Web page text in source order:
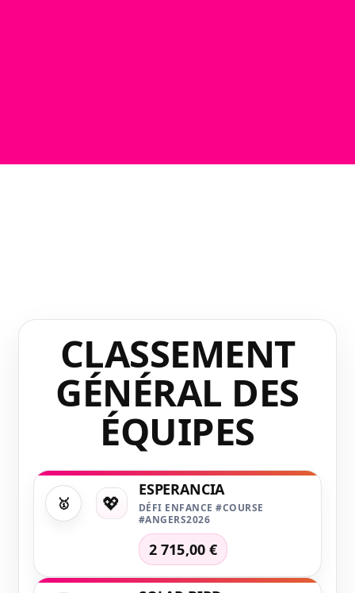
CLASSEMENT
GÉNÉRAL DES
ÉQUIPES
🥇 💖
ESPERANCIA
DÉFI ENFANCE #COURSE
#ANGERS2026
2 715,00 €